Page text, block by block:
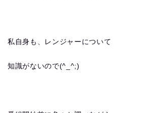
私自身も、レンジャーについて
知識がないので(^_^;)